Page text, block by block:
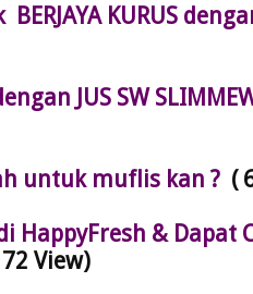
KURUS
JUS SW
untuk muflis kan ? (
HappyFresh & Dapat
View)